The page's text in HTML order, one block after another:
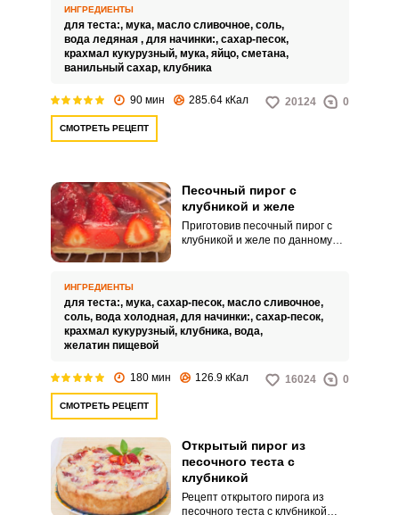
популярных нынче тартов,
которые так часто можно
встретить в кондитерских.
Обязательно приготовьте, он
вкусен!
ИНГРЕДИЕНТЫ
для теста:, мука, масло сливочное, соль,
вода ледяная , для начинки:, сахар-песок,
крахмал кукурузный, мука, яйцо, сметана,
ванильный сахар, клубника
90 мин 285.64 кКал 20124 0
СМОТРЕТЬ РЕЦЕПТ
Песочный пирог с
клубникой и желе
Приготовив песочный пирог с
клубникой и желе по данному
песочной основы, свежей
клубники, без какой-либо
термической обработки и
вкусного желе из
сока на желатине.
ИНГРЕДИЕНТЫ
для теста:, мука, сахар-песок, масло сливочное,
соль, вода холодная, для начинки:, сахар-песок,
крахмал кукурузный, клубника, вода,
желатин пищевой
180 мин 126.9 кКал 16024 0
СМОТРЕТЬ РЕЦЕПТ
Открытый пирог из
песочного теста с
клубникой
Рецепт открытого пирога из
песочного теста с клубникой